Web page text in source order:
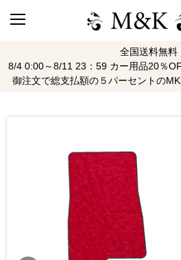
全国送料無料
8/4 0:00～8/11 23：59 カー用品20％
御注文で総支払額の５パーセントの